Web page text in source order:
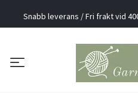
Snabb leverans / Fri frakt vid